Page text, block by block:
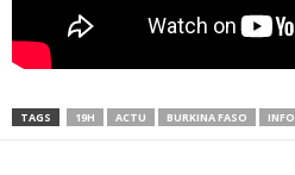
TAGS 19H ACTU BURKINA FASO INFO